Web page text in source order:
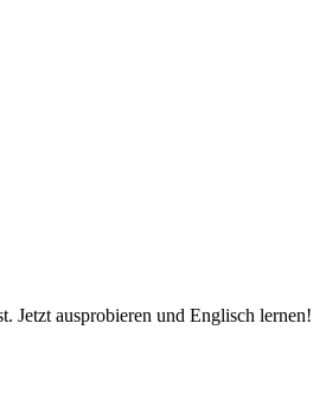
Jetzt ausprobieren und Englisch lernen!